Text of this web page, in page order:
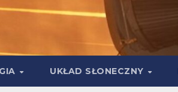
UKŁAD SŁONECZNY